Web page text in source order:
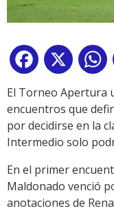
Facebook
X
El Torneo Apertura
encuentros que
por decidirse en la
Intermedio solo
En el primer
Maldonado venció
anotaciones de